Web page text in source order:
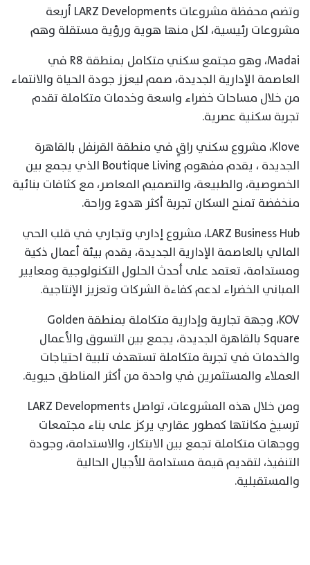
وتضم محفظة مشروعات LARZ Developments أربعة
مشروعات رئيسية، لكل منها هوية ورؤية مستقلة وهم
Madai، وهو مجتمع سكني متكامل بمنطقة R8 في
العاصمة الإدارية الجديدة، صمم ليعزز جودة الحياة والانتماء
من خلال مساحات خضراء واسعة وخدمات متكاملة تقدم
تجربة سكنية عصرية.
Klove، مشروع سكني راقٍ في منطقة القرنفل بالقاهرة
الجديدة ، يقدم مفهوم Boutique Living الذي يجمع بين
الخصوصية، والطبيعة، والتصميم المعاصر، مع كثافات بنائية
منخفضة تمنح السكان تجربة أكثر هدوءً وراحة.
LARZ Business Hub، مشروع إداري وتجاري في قلب الحي
المالي بالعاصمة الإدارية الجديدة، يقدم بيئة أعمال ذكية
ومستدامة، تعتمد على أحدث الحلول التكنولوجية ومعايير
المباني الخضراء لدعم كفاءة الشركات وتعزيز الإنتاجية.
KOV، وجهة تجارية وإدارية متكاملة بمنطقة Golden
Square بالقاهرة الجديدة، يجمع بين التسوق والأعمال
والخدمات في تجربة متكاملة تستهدف تلبية احتياجات
العملاء والمستثمرين في واحدة من أكثر المناطق حيوية.
ومن خلال هذه المشروعات، تواصل LARZ Developments
ترسيخ مكانتها كمطور عقاري يركز على بناء مجتمعات
ووجهات متكاملة تجمع بين الابتكار، والاستدامة، وجودة
التنفيذ، لتقديم قيمة مستدامة للأجيال الحالية
والمستقبلية.